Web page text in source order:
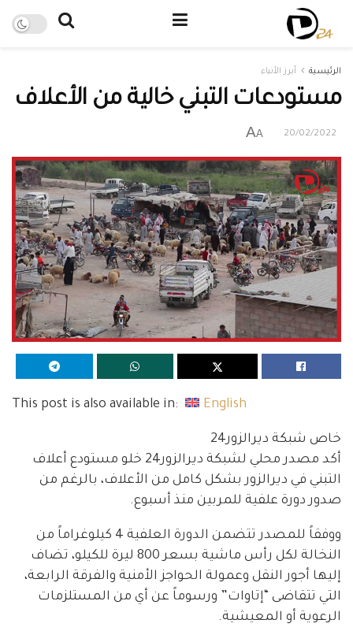
الرئيسية أبرز الأنباء
مستودعات التبني خالية من الأعلاف
20/02/2022
A
A
This post is also available in: English
خاص شبكة ديرالزور24
أكد مصدر محلي لشبكة ديرالزور24 خلو مستودع أعلاف
التبني في ديرالزور بشكل كامل من الأعلاف، بالرغم من
صدور دورة علفية للمربين منذ أسبوع.
ووفقاً للمصدر تتضمن الدورة العلفية 4 كيلوغراماً من
النخالة لكل رأس ماشية بسعر 800 ليرة للكيلو، تضاف
إليها أجور النقل وعمولة الحواجز الأمنية والفرقة الرابعة،
التي تتقاضى “إتاوات” ورسوماً عن أي من المستلزمات
الرعوية أو المعيشية.